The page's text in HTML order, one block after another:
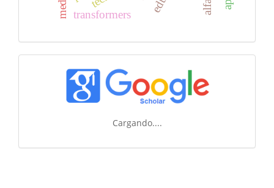
transformers
Cargando....